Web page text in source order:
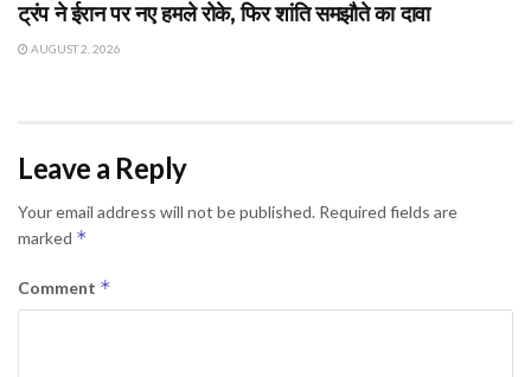
ट्रंप ने ईरान पर नए हमले रोके, फिर शांति समझौते का दावा
AUGUST 2, 2026
Leave a Reply
Your email address will not be published. Required fields are
marked *
Comment *